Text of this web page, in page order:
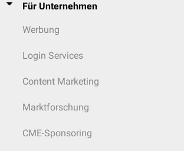
Für Unternehmen
Werbung
Login Services
Content Marketing
Marktforschung
CME-Sponsoring